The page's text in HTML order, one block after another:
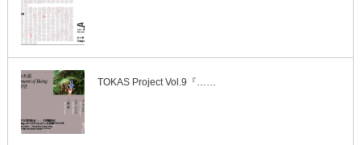
TOKAS Project Vol.9『……